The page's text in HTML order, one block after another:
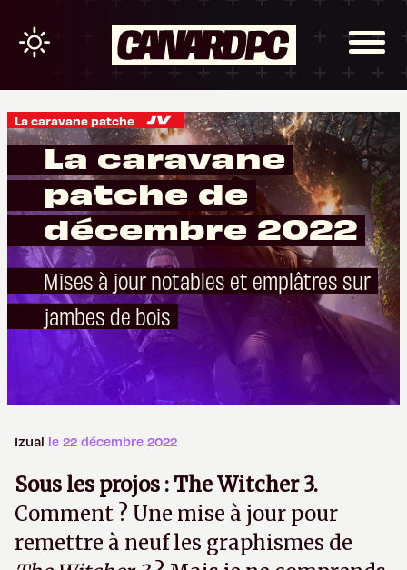
La caravane patche
La caravane
patche de
décembre 2022
Mises à jour notables et emplâtres sur
jambes de bois
Izual le 22 décembre 2022
Sous les projos : The Witcher 3.
Comment ? Une mise à jour pour
remettre à neuf les graphismes de